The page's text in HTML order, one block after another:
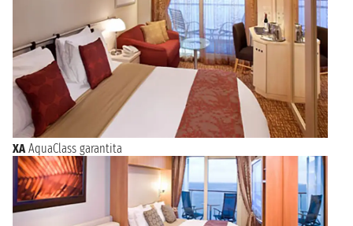
XA AquaClass garantita